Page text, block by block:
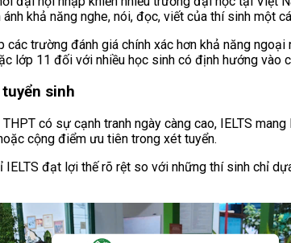
khả năng nghe, nói, đọc, viết của thí sinh một
các trường đánh giá chính xác hơn khả năng
lớp 11 đối với nhiều học sinh có định hướng vào
sinh
có sự cạnh tranh ngày càng cao, IELTS
cộng điểm ưu tiên trong xét tuyển.
đạt lợi thế rõ rệt so với những thí sinh chỉ